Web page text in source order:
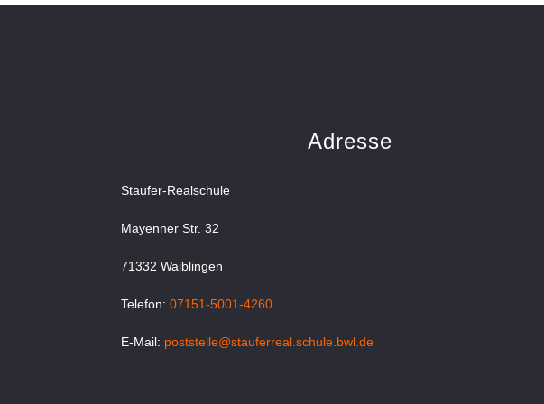
Adresse
Staufer-Realschule
Mayenner Str. 32
71332 Waiblingen
Telefon:07151-5001-4260
E-Mail: poststelle@stauferreal.schule.bwl.de